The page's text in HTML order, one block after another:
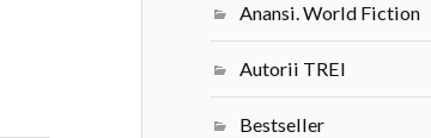
Anansi. World Fiction
Autorii TREI
Bestseller